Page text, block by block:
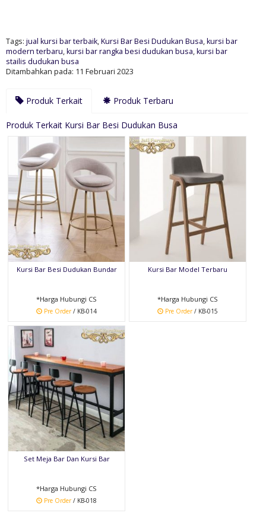
Tags: jual kursi bar terbaik,Kursi Bar Besi Dudukan Busa,kursi bar
modern terbaru,kursi bar rangka besi dudukan busa,kursi bar
stailis dudukan busa
Ditambahkan pada: 11 Februari 2023
Produk Terkait Produk Terbaru
Produk Terkait Kursi Bar Besi Dudukan Busa
Kursi Bar Besi Dudukan Bundar
*Harga Hubungi CS
Pre Order/ KB-014
Kursi Bar Model Terbaru
*Harga Hubungi CS
Pre Order/ KB-015
Set Meja Bar Dan Kursi Bar
*Harga Hubungi CS
Pre Order/ KB-018